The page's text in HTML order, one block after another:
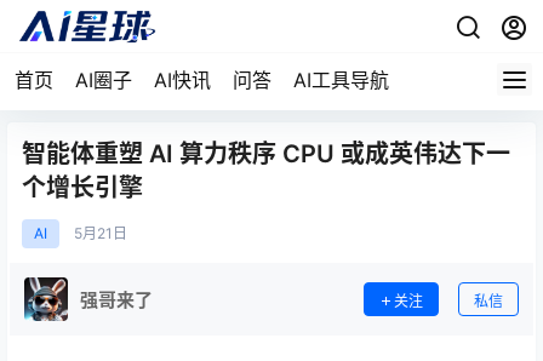
首页 AI圈子 AI快讯 问答 AI工具导航
智能体重塑 AI 算力秩序 CPU 或成英伟达下一
个增长引擎
AI 5月 21日
强哥来了 关注 私信